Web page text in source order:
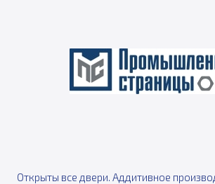
Открыты все двери. Аддитивное